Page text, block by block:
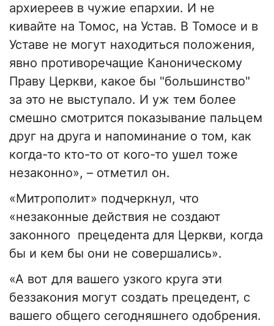
архиереев в чужие епархии. И не
кивайте на Томос, на Устав. В Томосе и в
Уставе не могут находиться положения,
явно противоречащие Каноническому
Праву Церкви, какое бы "большинство"
за это не выступало. И уж тем более
смешно смотрится показывание пальцем
друг на друга и напоминание о том, как
когда-то кто-то от кого-то ушел тоже
незаконно», – отметил он.
«Митрополит» подчеркнул, что
«незаконные действия не создают
законного прецедента для Церкви, когда
бы и кем бы они не совершались».
«А вот для вашего узкого круга эти
беззакония могут создать прецедент, с
вашего общего сегодняшнего одобрения.